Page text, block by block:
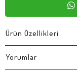
Ürün Özellikleri
Yorumlar